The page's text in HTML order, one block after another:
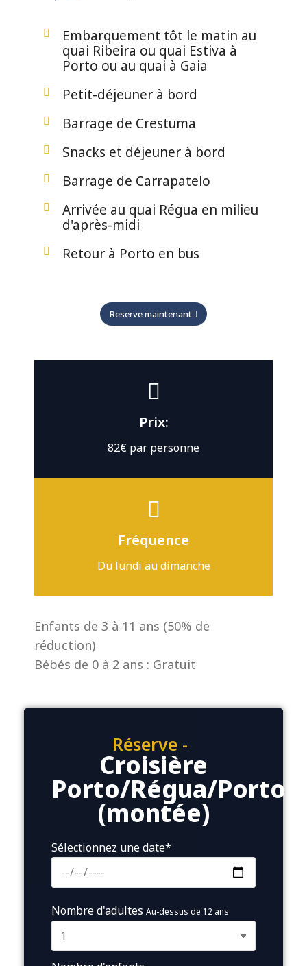
Embarquement tôt le matin au
quai Ribeira ou quai Estiva à
Porto ou au quai à Gaia
Petit-déjeuner à bord
Barrage de Crestuma
Snacks et déjeuner à bord
Barrage de Carrapatelo
Arrivée au quai Régua en milieu
d'après-midi
Retour à Porto en bus
Reserve maintenant
Prix:
82€ par personne
Fréquence
Du lundi au dimanche
Enfants de 3 à 11 ans (50% de
réduction)
Bébés de 0 à 2 ans : Gratuit
Réserve -
Croisière
Porto/Régua/Porto
(montée)
Sélectionnez une date*
Nombre d'adultes Au-dessus de 12 ans